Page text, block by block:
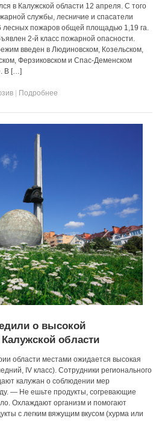
в Калужской области 12 апреля. С того
службы, лесничие и спасатели
лесных пожаров общей площадью 1,19 га.
2-й класс пожарной опасности.
введен в Людиновском, Козельском,
Ферзиковском и Спас-Деменском
В […]
Подробнее
о высокой
области
области местами ожидается высокая
IV класс). Сотрудники регионального
калужан о соблюдении мер
— Не ешьте продукты, согревающие
Охлаждают организм и помогают
с легким вяжущим вкусом (хурма или